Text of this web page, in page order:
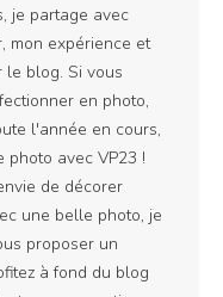
je partage avec
mon expérience et
le blog. Si vous
en photo,
l'année en cours,
photo avec VP23 !
de décorer
une belle photo, je
proposer un
à fond du blog